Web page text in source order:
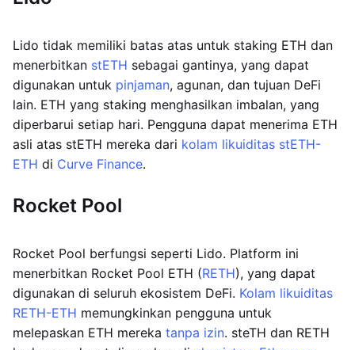
Lido tidak memiliki batas atas untuk staking ETH dan
menerbitkan stETH sebagai gantinya, yang dapat
digunakan untuk pinjaman, agunan, dan tujuan DeFi
lain. ETH yang staking menghasilkan imbalan, yang
diperbarui setiap hari. Pengguna dapat menerima ETH
asli atas stETH mereka dari kolam likuiditas stETH-
ETH di Curve Finance.
Rocket Pool
Rocket Pool berfungsi seperti Lido. Platform ini
menerbitkan Rocket Pool ETH (RETH), yang dapat
digunakan di seluruh ekosistem DeFi. Kolam likuiditas
RETH-ETH memungkinkan pengguna untuk
melepaskan ETH mereka tanpa izin. steTH dan RETH